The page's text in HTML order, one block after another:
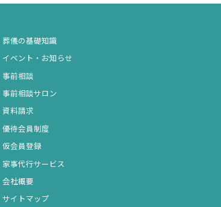
葬儀の基礎知識
イベント・お知らせ
事前相談
事前相談サロン
資料請求
優待会員制度
仮会員登録
家事代行サービス
会社概要
サイトマップ